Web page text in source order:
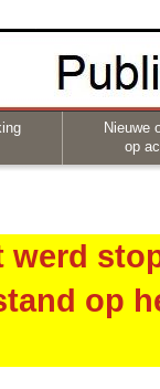
Nieuwe
op
op